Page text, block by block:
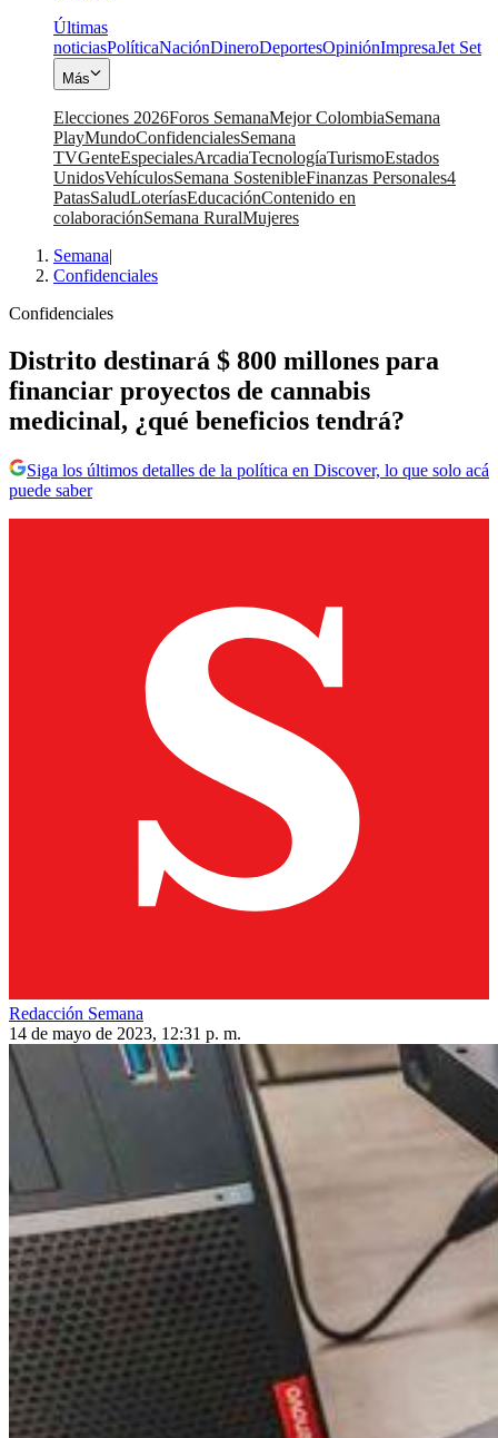
Últimas
noticiasPolíticaNaciónDineroDeportesOpiniónImpresaJet Set
Más
Elecciones 2026Foros SemanaMejor ColombiaSemana
PlayMundoConfidencialesSemana
TVGenteEspecialesArcadiaTecnologíaTurismoEstados
UnidosVehículosSemana SostenibleFinanzas Personales4
PatasSaludLoteríasEducaciónContenido en
colaboraciónSemana RuralMujeres
Semana|
Confidenciales
Confidenciales
Distrito destinará $ 800 millones para
financiar proyectos de cannabis
medicinal, ¿qué beneficios tendrá?
Siga los últimos detalles de la política en Discover, lo que solo acá
puede saber
Redacción Semana
14 de mayo de 2023, 12:31 p. m.